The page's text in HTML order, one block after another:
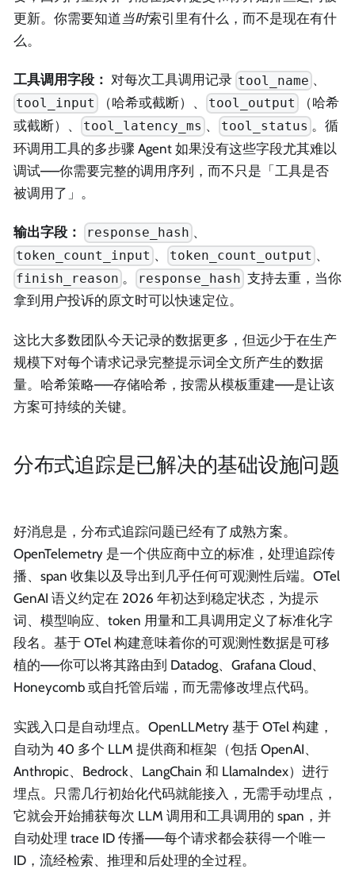
更新。你需要知道 当时索引里有什么，而不是现在有什
么。
工具调用字段： 对每次工具调用记录 tool_name 、
tool_input （哈希或截断）、 tool_output
（哈希
或截断）、
tool_latency_ms 、 tool_status 。循
环调用工具的多步骤 Agent 如果没有这些字段尤其难以
调试——你需要完整的调用序列，而不只是「工具是否
被调用了」。
输出字段： response_hash 、
token_count_input 、 token_count_output 、
finish_reason 。 response_hash 支持去重，当你
拿到用户投诉的原文时可以快速定位。
这比大多数团队今天记录的数据更多，但远少于在生产
规模下对每个请求记录完整提示词全文所产生的数据
量。哈希策略——存储哈希，按需从模板重建——是让该
方案可持续的关键。
分布式追踪是已解决的基础设施问题
好消息是，分布式追踪问题已经有了成熟方案。
OpenTelemetry 是一个供应商中立的标准，处理追踪传
播、span 收集以及导出到几乎任何可观测性后端。OTel
GenAI 语义约定在 2026 年初达到稳定状态，为提示
词、模型响应、token 用量和工具调用定义了标准化字
段名。基于 OTel 构建意味着你的可观测性数据是可移
植的——你可以将其路由到 Datadog、Grafana Cloud、
Honeycomb 或自托管后端，而无需修改埋点代码。
实践入口是自动埋点。OpenLLMetry 基于 OTel 构建，
自动为 40 多个 LLM 提供商和框架（包括 OpenAI、
Anthropic、Bedrock、LangChain 和 LlamaIndex）进行
埋点。只需几行初始化代码就能接入，无需手动埋点，
它就会开始捕获每次 LLM 调用和工具调用的 span，并
自动处理 trace ID 传播——每个请求都会获得一个唯一
ID，流经检索、推理和后处理的全过程。